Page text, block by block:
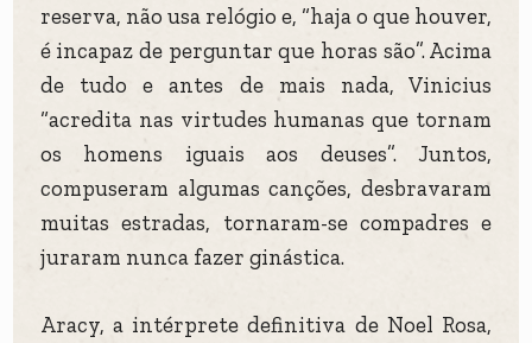
reserva, não usa relógio e, “haja o que houver,
é incapaz de perguntar que horas são”. Acima
de tudo e antes de mais nada, Vinicius
“acredita nas virtudes humanas que tornam
os homens iguais aos deuses”. Juntos,
compuseram algumas canções, desbravaram
muitas estradas, tornaram-se compadres e
juraram nunca fazer ginástica.
Aracy, a intérprete definitiva de Noel Rosa,